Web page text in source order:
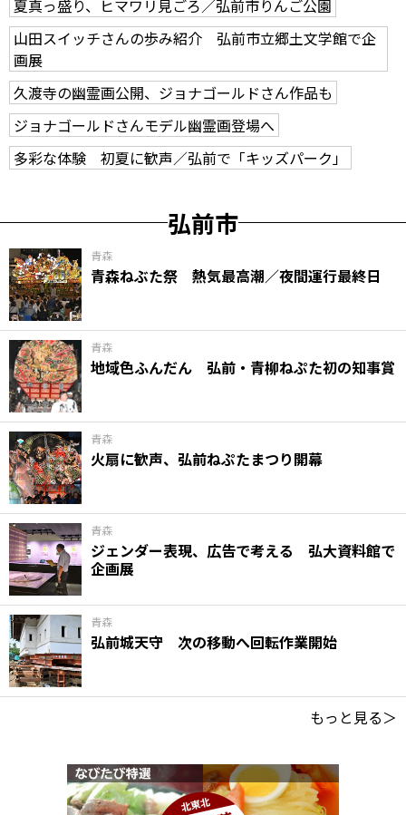
夏真っ盛り、ヒマワリ見ごろ／弘前市りんご公園
山田スイッチさんの歩み紹介 弘前市立郷土文学館で企
画展
久渡寺の幽霊画公開、ジョナゴールドさん作品も
ジョナゴールドさんモデル幽霊画登場へ
多彩な体験 初夏に歓声／弘前で「キッズパーク」
弘前市
青森
青森ねぶた祭 熱気最高潮／夜間運行最終日
青森
地域色ふんだん 弘前・青柳ねぷた初の知事賞
青森
火扇に歓声、弘前ねぷたまつり開幕
青森
ジェンダー表現、広告で考える 弘大資料館で
企画展
青森
弘前城天守 次の移動へ回転作業開始
もっと見る＞